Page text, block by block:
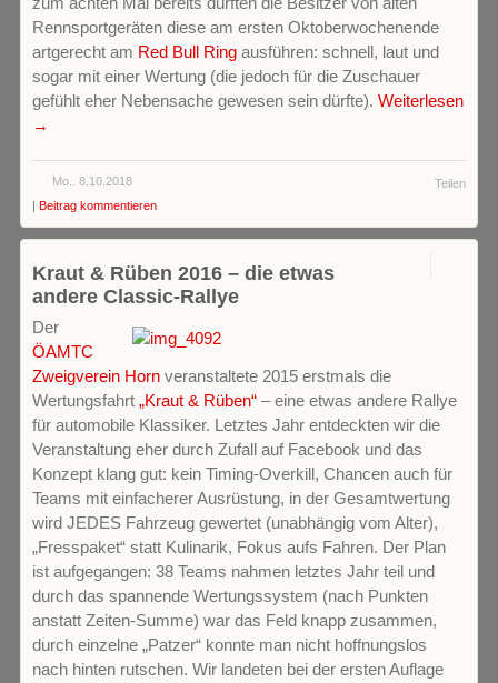
Rennsportgeräten diese am ersten Oktoberwochenende
artgerecht am Red Bull Ring ausführen: schnell, laut und
sogar mit einer Wertung (die jedoch für die Zuschauer
gefühlt eher Nebensache gewesen sein dürfte). Weiterlesen
→
Teilen
Mo.. 8.10.2018
| Beitrag kommentieren
Kraut & Rüben 2016 – die etwas
andere Classic-Rallye
Der
ÖAMTC
Zweigverein Horn veranstaltete 2015 erstmals die
Wertungsfahrt „Kraut & Rüben“ – eine etwas andere Rallye
für automobile Klassiker. Letztes Jahr entdeckten wir die
Veranstaltung eher durch Zufall auf Facebook und das
Konzept klang gut: kein Timing-Overkill, Chancen auch für
Teams mit einfacherer Ausrüstung, in der Gesamtwertung
wird JEDES Fahrzeug gewertet (unabhängig vom Alter),
„Fresspaket“ statt Kulinarik, Fokus aufs Fahren. Der Plan
ist aufgegangen: 38 Teams nahmen letztes Jahr teil und
durch das spannende Wertungssystem (nach Punkten
anstatt Zeiten-Summe) war das Feld knapp zusammen,
durch einzelne „Patzer“ konnte man nicht hoffnungslos
nach hinten rutschen. Wir landeten bei der ersten Auflage